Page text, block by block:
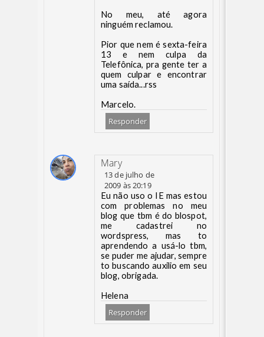
No meu, até agora
ninguém reclamou.
Pior que nem é sexta-feira
13 e nem culpa da
Telefônica, pra gente ter a
quem culpar e encontrar
uma saída...rss
Marcelo.
Responder
Mary
13 de julho de
2009 às 20:19
Eu não uso o IE mas estou
com problemas no meu
blog que tbm é do blospot,
me cadastrei no
wordspress, mas to
aprendendo a usá-lo tbm,
se puder me ajudar, sempre
to buscando auxilio em seu
blog, obrigada.
Helena
Responder